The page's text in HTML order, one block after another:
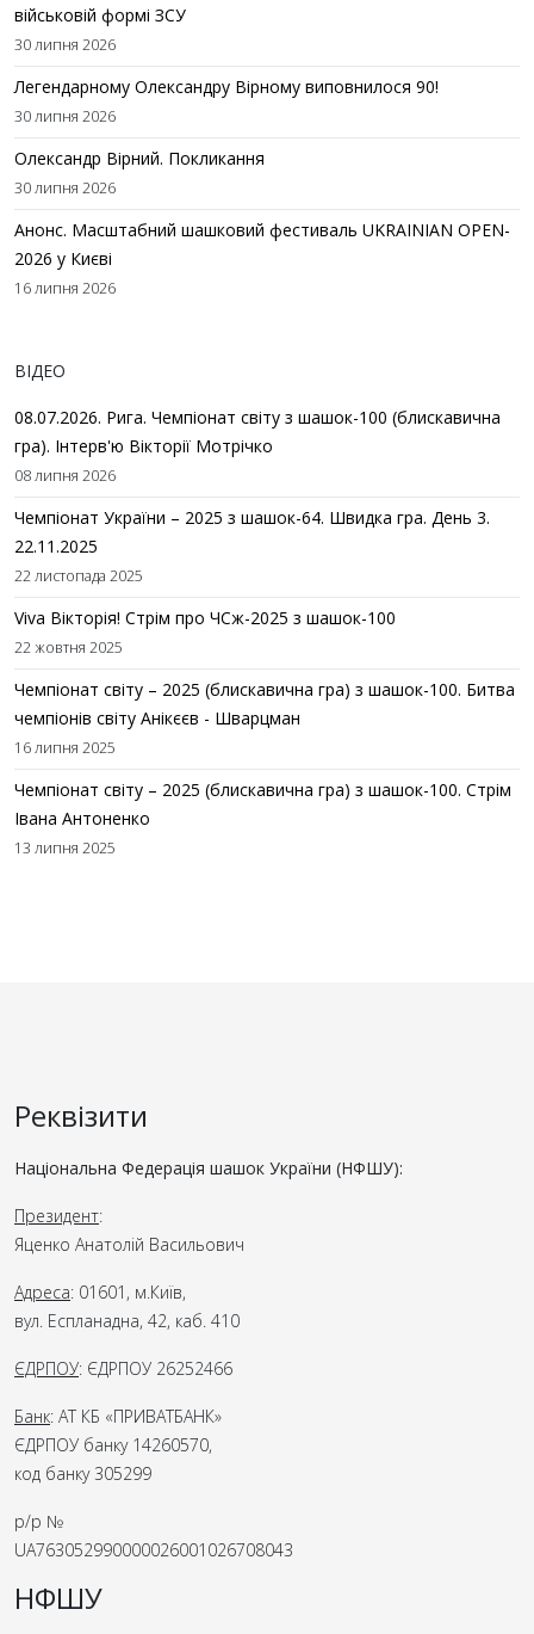
військовій формі ЗСУ
30 липня 2026
Легендарному Олександру Вірному виповнилося 90!
30 липня 2026
Олександр Вірний. Покликання
30 липня 2026
Анонс. Масштабний шашковий фестиваль UKRAINIAN OPEN-
2026 у Києві
16 липня 2026
ВІДЕО
08.07.2026. Рига. Чемпіонат світу з шашок-100 (блискавична
гра). Інтерв'ю Вікторії Мотрічко
08 липня 2026
Чемпіонат України – 2025 з шашок-64. Швидка гра. День 3.
22.11.2025
22 листопада 2025
Viva Вікторія! Стрім про ЧСж-2025 з шашок-100
22 жовтня 2025
Чемпіонат світу – 2025 (блискавична гра) з шашок-100. Битва
чемпіонів світу Анікєєв - Шварцман
16 липня 2025
Чемпіонат світу – 2025 (блискавична гра) з шашок-100. Стрім
Івана Антоненко
13 липня 2025
Реквізити
Національна Федерація шашок України (НФШУ):
Президент:
Яценко Анатолій Васильович
Адреса: 01601, м.Київ,
вул. Еспланадна, 42, каб. 410
ЄДРПОУ: ЄДРПОУ 26252466
Банк: АТ КБ «ПРИВАТБАНК»
ЄДРПОУ банку 14260570,
код банку 305299
р/р №
UA763052990000026001026708043
НФШУ